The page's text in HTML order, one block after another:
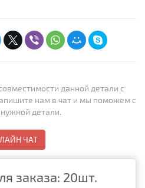
данной детали с
нам в чат и мы поможем с
детали.
ЧАТ
заказа: 20шт.